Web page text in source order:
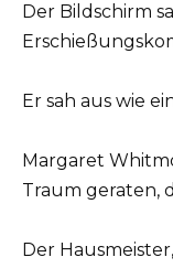
Der Bildschirm
Er sah aus wie
Margaret
Traum geraten,
Der